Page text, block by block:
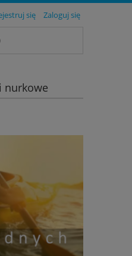
się Zaloguj się
nurkowe